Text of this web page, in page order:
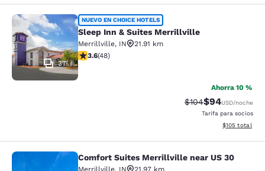
Sleep Inn & Suites Merrillville
37
NUEVO EN CHOICE HOTELS
Sleep Inn & Suites Merrillville
Merrillville, IN
21.91 km
Calificación de 3.63 estrellas. Bueno. 48 reseñas
3.6(48)
Ahorra 10 %
Tarifa tachada:
$104Tarifa
$94USD/noche
Tarifa para socios
Ver detalles
$105 total
Comfort Suites Merrillville near US
Comfort Suites Merrillville near US 30
Merrillville, IN
21.97 km